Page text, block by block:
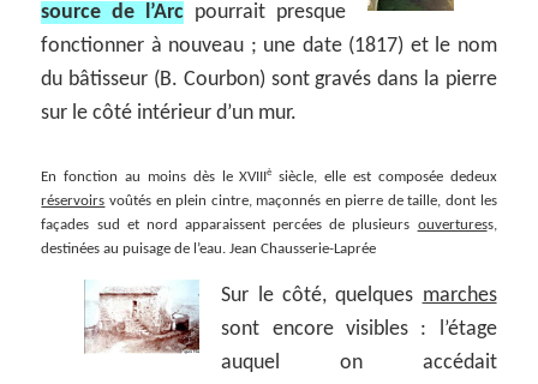
source de l’Arc pourrait presque
fonctionner à nouveau ; une date (1817) et le nom
du bâtisseur (B. Courbon) sont gravés dans la pierre
sur le côté intérieur d’un mur.
En fonction au moins dès le XVIIIè
siècle, elle est composée dedeux
réservoirs voûtés en plein cintre, maçonnés en pierre de taille, dont les
façades sud et nord apparaissent percées de plusieurs ouverturess,
destinées au puisage de l’eau. Jean Chausserie-Laprée
Sur le côté, quelques marches
sont encore visibles : l’étage
auquel on accédait